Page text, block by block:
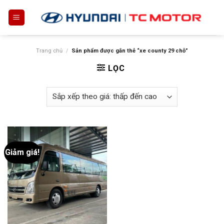
Trang chủ / Sản phẩm được gắn thẻ “xe county 29 chỗ”
LỌC
Giảm giá!